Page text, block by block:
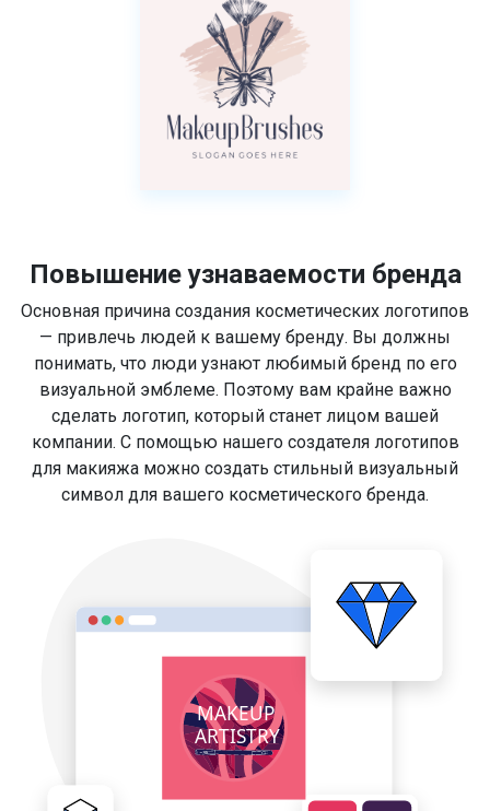
Повышение узнаваемости бренда
Основная причина создания косметических логотипов
— привлечь людей к вашему бренду. Вы должны
понимать, что люди узнают любимый бренд по его
визуальной эмблеме. Поэтому вам крайне важно
сделать логотип, который станет лицом вашей
компании. С помощью нашего создателя логотипов
для макияжа можно создать стильный визуальный
символ для вашего косметического бренда.